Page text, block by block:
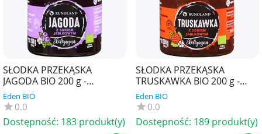
SŁODKA PRZEKĄSKA
JAGODA BIO 200 g -
RUNOLAND
Eden BIO
0.0
Dostępność: 183 produkt(y)
SŁODKA PRZEKĄSKA
TRUSKAWKA BIO 200 g -
RUNOLAND
Eden BIO
0.0
Dostępność: 189 produkt(y)